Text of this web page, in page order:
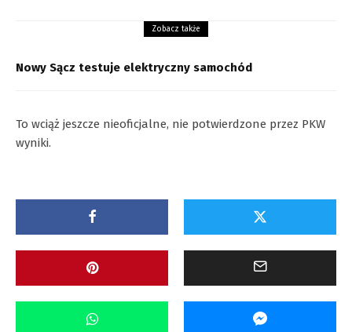
Zobacz także
Nowy Sącz testuje elektryczny samochód
To wciąż jeszcze nieoficjalne, nie potwierdzone przez PKW
wyniki.